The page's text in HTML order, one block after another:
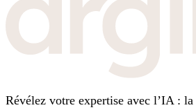
Révélez votre expertise avec l’IA :